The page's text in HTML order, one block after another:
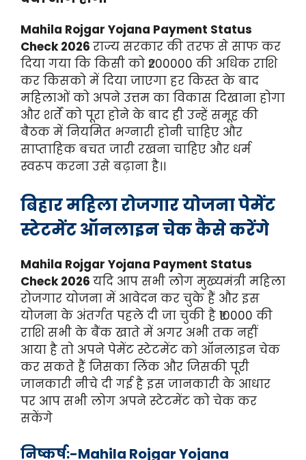
Mahila Rojgar Yojana Payment Status
Check 2026 राज्य सरकार की तरफ से साफ कर
दिया गया कि किसी को ₹200000 की अधिक राशि
कर किसको में दिया जाएगा हर किस्त के बाद
महिलाओं को अपने उत्तम का विकास दिखाना होगा
और शर्तें को पूरा होने के बाद ही उन्हें समूह की
बैठक में नियमित भग्नारी होनी चाहिए और
साप्ताहिक बचत जारी रखना चाहिए और धर्म
स्वरूप करना उसे बढ़ाना है।।
बिहार महिला रोजगार योजना पेमेंट
स्टेटमेंट ऑनलाइन चेक कैसे करेंगे
Mahila Rojgar Yojana Payment Status
Check 2026 यदि आप सभी लोग मुख्यमंत्री महिला
रोजगार योजना में आवेदन कर चुके हैं और इस
योजना के अंतर्गत पहले दी जा चुकी है ₹10000 की
राशि सभी के बैंक खाते में अगर अभी तक नहीं
आया है तो अपने पेमेंट स्टेटमेंट को ऑनलाइन चेक
कर सकते हैं जिसका लिंक और जिसकी पूरी
जानकारी नीचे दी गई है इस जानकारी के आधार
पर आप सभी लोग अपने स्टेटमेंट को चेक कर
सकेंगे
निष्कर्ष:-Mahila Rojgar Yojana